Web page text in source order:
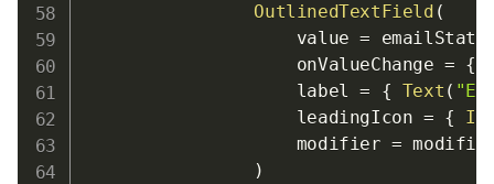
OutlinedTextField (
                    value
= emailState
                    onValueChange
= {
                    label
= { Text (
                    leadingIcon
= {
                    modifier
=
)